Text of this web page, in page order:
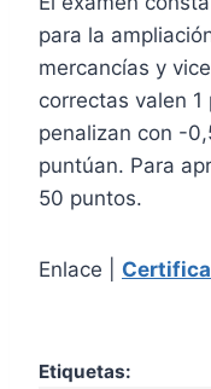
para la
mercancías y
correctas valen
penalizan con -
puntúan. Para
50 puntos.
Enlace |
Etiquetas: